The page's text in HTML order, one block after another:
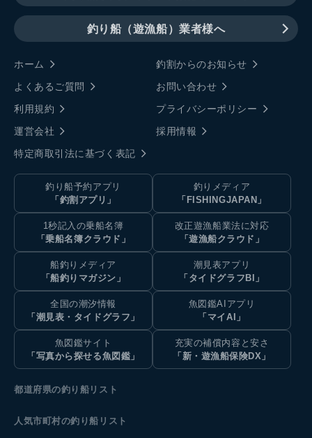
釣り船（遊漁船）業者様へ
ホーム
釣割からのお知らせ
よくあるご質問
お問い合わせ
利用規約
プライバシーポリシー
運営会社
採用情報
特定商取引法に基づく表記
釣り船予約アプリ
「釣割アプリ」
釣りメディア
「FISHINGJAPAN」
1秒記入の乗船名簿
「乗船名簿クラウド」
改正遊漁船業法に対応
「遊漁船クラウド」
船釣りメディア
「船釣りマガジン」
潮見表アプリ
「タイドグラフBI」
全国の潮汐情報
「潮見表・タイドグラフ」
魚図鑑AIアプリ
「マイAI」
魚図鑑サイト
「写真から探せる魚図鑑」
充実の補償内容と安さ
「新・遊漁船保険DX」
都道府県の釣り船リスト
人気市町村の釣り船リスト